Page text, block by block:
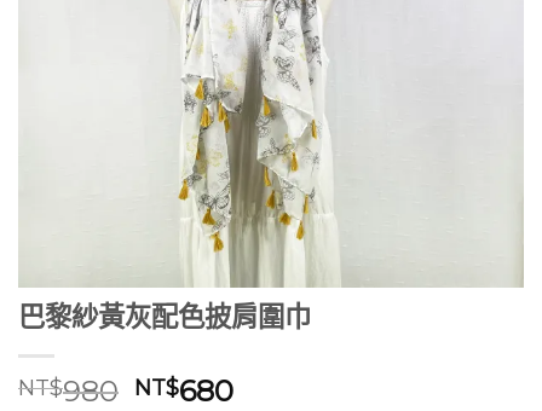
巴黎紗黃灰配色披肩圍巾
NT$980 原
NT$680目